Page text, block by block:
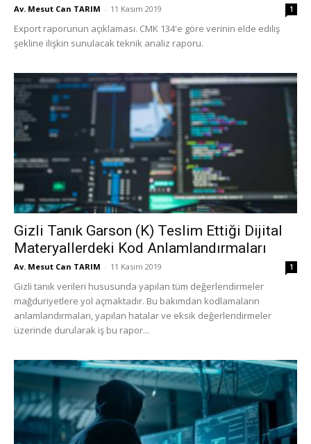
Av. Mesut Can TARIM - 11 Kasım 2019 1
Export raporunun açıklaması. CMK 134'e göre verinin elde ediliş
şekline ilişkin sunulacak teknik analiz raporu.
Gizli Tanık Garson (K) Teslim Ettiği Dijital
Materyallerdeki Kod Anlamlandırmaları
Av. Mesut Can TARIM - 11 Kasım 2019 1
Gizli tanık verileri hususunda yapılan tüm değerlendirmeler
mağduriyetlere yol açmaktadır. Bu bakımdan kodlamaların
anlamlandırmaları, yapılan hatalar ve eksik değerlendirmeler
üzerinde durularak iş bu rapor...